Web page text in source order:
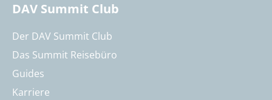
DAV Summit Club
Der DAV Summit Club
Das Summit Reisebüro
Guides
Karriere